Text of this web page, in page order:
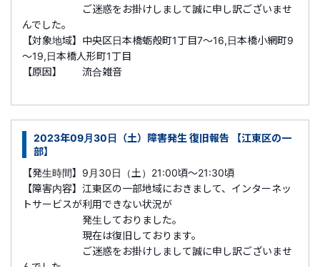
ご迷惑をお掛けしまして誠に申し訳ございませ
んでした。
【対象地域】中央区日本橋蛎殻町1丁目7～16,日本橋小網町9
～19,日本橋人形町1丁目
【原因】 流合雑音
2023年09月30日（土）障害発生 復旧報告 【江東区の一
部】
【発生時間】9月30日（土）21:00頃～21:30頃
【障害内容】江東区の一部地域におきまして、インターネッ
トサービスが利用できない状況が
発生しておりました。
現在は復旧しております。
ご迷惑をお掛けしまして誠に申し訳ございませ